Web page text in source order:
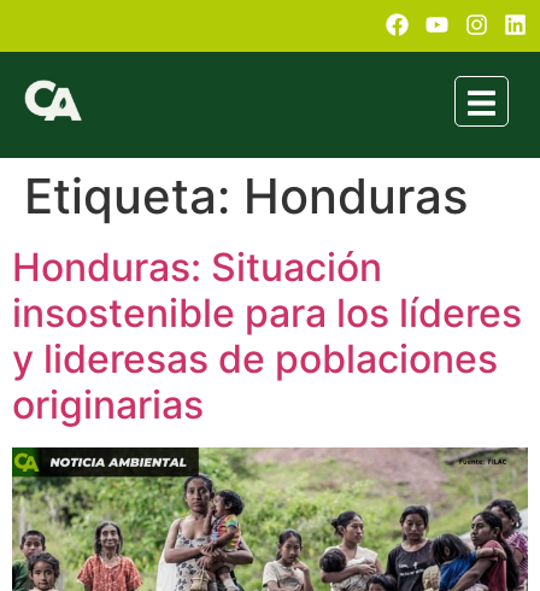
Etiqueta: Honduras
Honduras: Situación
insostenible para los líderes
y lideresas de poblaciones
originarias